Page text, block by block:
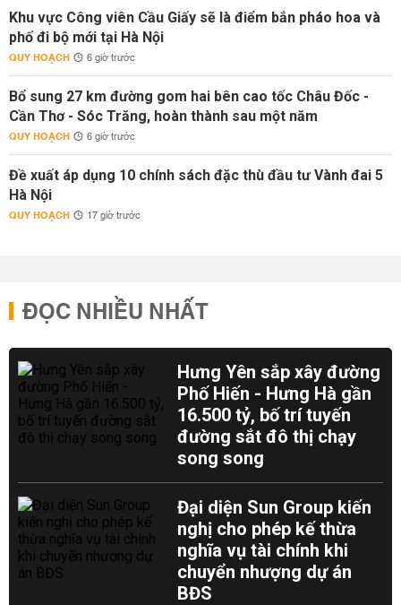
Khu vực Công viên Cầu Giấy sẽ là điểm bắn pháo hoa và
phố đi bộ mới tại Hà Nội
QUY HOẠCH 6 giờ trước
Bổ sung 27 km đường gom hai bên cao tốc Châu Đốc -
Cần Thơ - Sóc Trăng, hoàn thành sau một năm
QUY HOẠCH 6 giờ trước
Đề xuất áp dụng 10 chính sách đặc thù đầu tư Vành đai 5
Hà Nội
QUY HOẠCH 17 giờ trước
ĐỌC NHIỀU NHẤT
Hưng Yên sắp xây đường
Phố Hiến - Hưng Hà gần
16.500 tỷ, bố trí tuyến
đường sắt đô thị chạy
song song
Đại diện Sun Group kiến
nghị cho phép kế thừa
nghĩa vụ tài chính khi
chuyển nhượng dự án
BĐS